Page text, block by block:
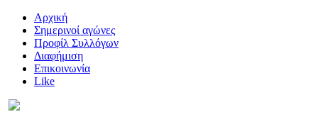
Αρχική
Σημερινοί αγώνες
Προφίλ Συλλόγων
Διαφήμιση
Επικοινωνία
Like